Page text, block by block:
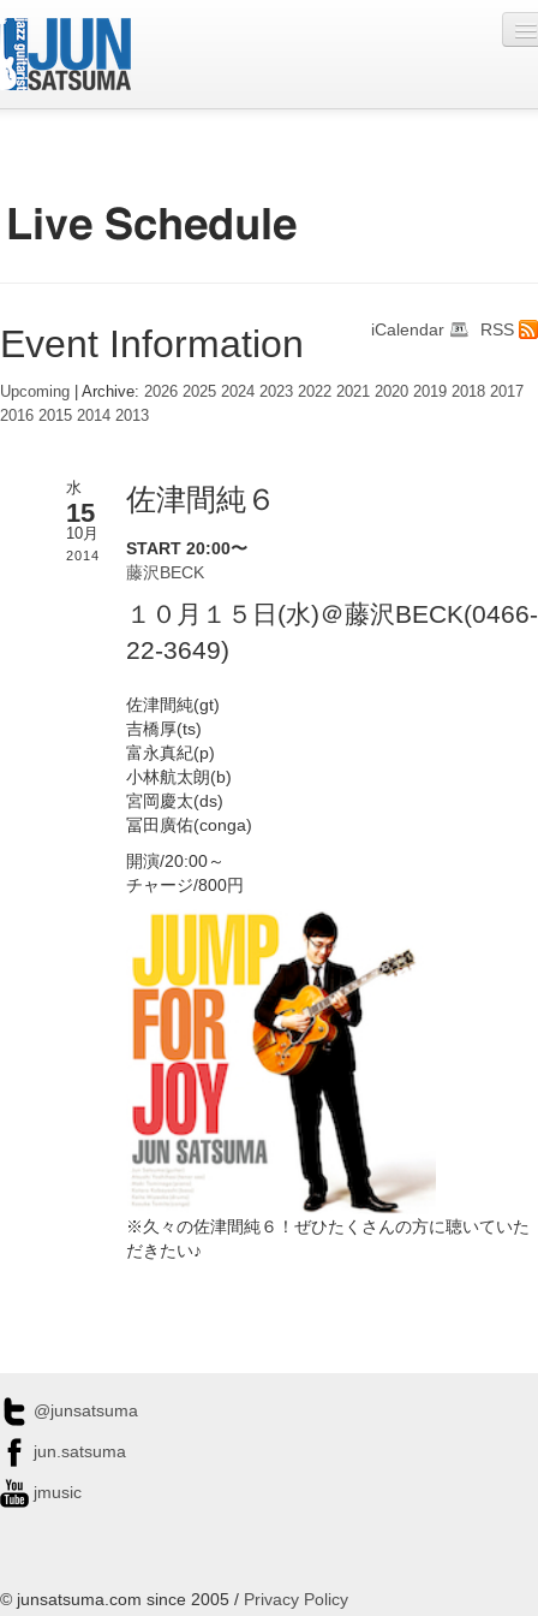
Discography
Photo
Contact
Online Lesson
RSS
iCalendar
Event Information
Upcoming | Archive: 2026 2025 2024 2023 2022 2021 2020 2019 2018 2017
2016 2015 2014 2013
水
15
10月
2014
佐津間純６
START 20:00〜
藤沢BECK
１０月１５日(水)＠藤沢BECK(0466-
22-3649)
佐津間純(gt)
吉橋厚(ts)
富永真紀(p)
小林航太朗(b)
宮岡慶太(ds)
冨田廣佑(conga)
開演/20:00～
チャージ/800円
※久々の佐津間純６！ぜひたくさんの方に聴いていた
だきたい♪
@junsatsuma
jun.satsuma
jmusic
© junsatsuma.com since 2005 / Privacy Policy